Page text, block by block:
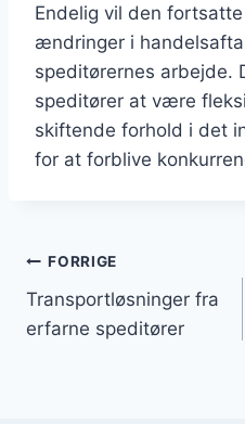
Endelig vil den
ændringer i
speditørernes arbejde.
speditører at være
skiftende forhold i det
for at forblive
FORRIGE
Transportløsninger fra
erfarne speditører